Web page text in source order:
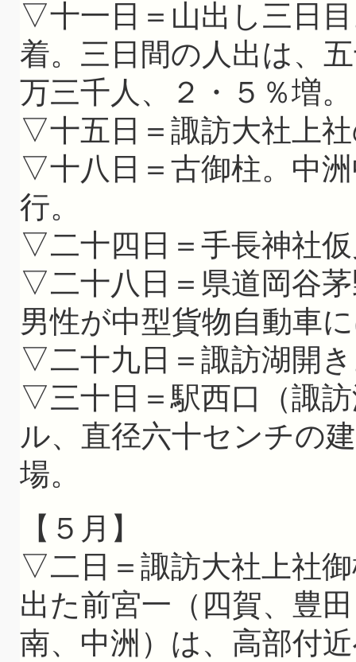
▽十一日＝山出し三日
着。三日間の人出は、
万三千人、２・５％増。
▽十五日＝諏訪大社上
▽十八日＝古御柱。中
行。
▽二十四日＝手長神社
▽二十八日＝県道岡谷
男性が中型貨物自動車
▽二十九日＝諏訪湖開
▽三十日＝駅西口（諏
ル、直径六十センチの
場。
【５月】
▽二日＝諏訪大社上社
出た前宮一（四賀、豊
南、中洲）は、高部付